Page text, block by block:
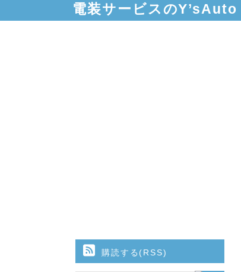
電装サービスのY’sAuto
購読する(RSS)